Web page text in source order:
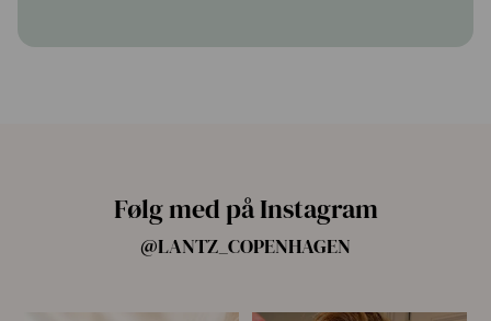
Følg med på Instagram
@LANTZ_COPENHAGEN